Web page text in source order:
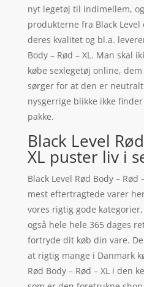
nyt legetøj til indimellem,
produkterne fra Black
deres kvalitet og bl.a.
Body – Rød – XL. Man skal
købe sexlegetøj online,
sørger for at den er
nysgerrige blikke ikke
pakke.
Black Level
XL puster liv i
Black Level Rød Body –
mest eftertragtede varer
vores rigtig gode
også hele hele 365 dages
fortryde dit køb din vare.
at rigtig mange i Danmark
Rød Body – Rød – XL i den